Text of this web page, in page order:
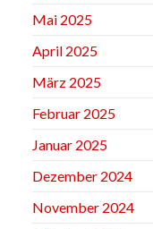
Mai 2025
April 2025
März 2025
Februar 2025
Januar 2025
Dezember 2024
November 2024